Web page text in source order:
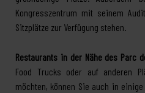
Kongresszentrum mit seinem
Sitzplätze zur Verfügung stehen.
Restaurants in der Nähe des Parc
Food Trucks oder auf anderen
möchten, können Sie auch in